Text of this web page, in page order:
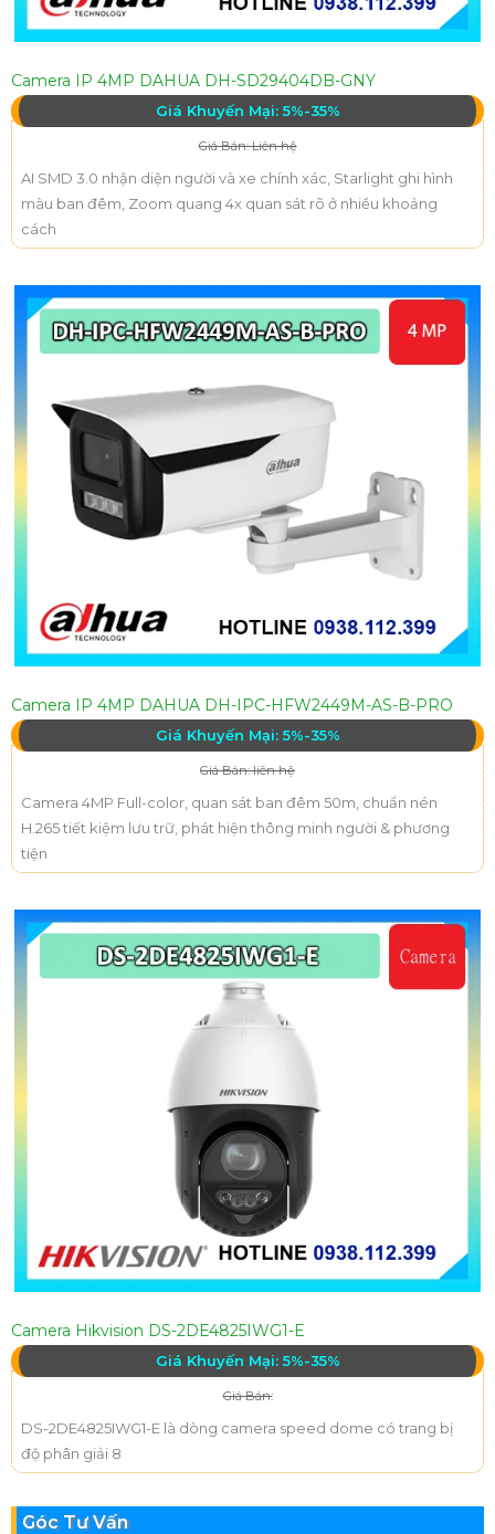
Camera IP 4MP DAHUA DH-SD29404DB-GNY
Giá Khuyến Mại: 5%-35%
Giá Bán: Liên hệ
AI SMD 3.0 nhận diện người và xe chính xác, Starlight ghi hình
màu ban đêm, Zoom quang 4x quan sát rõ ở nhiều khoảng
cách
Camera IP 4MP DAHUA DH-IPC-HFW2449M-AS-B-PRO
Giá Khuyến Mại: 5%-35%
Giá Bán: liên hệ
Camera 4MP Full-color, quan sát ban đêm 50m, chuẩn nén
H.265 tiết kiệm lưu trữ, phát hiện thông minh người & phương
tiện
Camera Hikvision DS-2DE4825IWG1-E
Giá Khuyến Mại: 5%-35%
Giá Bán:
DS-2DE4825IWG1-E là dòng camera speed dome có trang bị
độ phân giải 8
Góc Tư Vấn